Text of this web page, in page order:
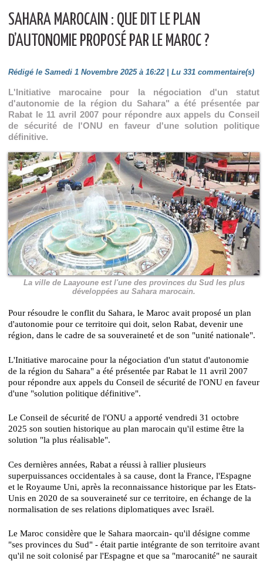
SAHARA MAROCAIN : QUE DIT LE PLAN
D’AUTONOMIE PROPOSÉ PAR LE MAROC ?
Rédigé le Samedi 1 Novembre 2025 à 16:22 | Lu 331 commentaire(s)
L'Initiative marocaine pour la négociation d'un statut
d'autonomie de la région du Sahara" a été présentée par
Rabat le 11 avril 2007 pour répondre aux appels du Conseil
de sécurité de l'ONU en faveur d'une solution politique
définitive.
La ville de Laayoune est l'une des provinces du Sud les plus
développées au Sahara marocain.
Pour résoudre le conflit du Sahara, le Maroc avait proposé un plan
d'autonomie pour ce territoire qui doit, selon Rabat, devenir une
région, dans le cadre de sa souveraineté et de son "unité nationale".
L'Initiative marocaine pour la négociation d'un statut d'autonomie
de la région du Sahara" a été présentée par Rabat le 11 avril 2007
pour répondre aux appels du Conseil de sécurité de l'ONU en faveur
d'une "solution politique définitive".
Le Conseil de sécurité de l'ONU a apporté vendredi 31 octobre
2025 son soutien historique au plan marocain qu'il estime être la
solution "la plus réalisable".
Ces dernières années, Rabat a réussi à rallier plusieurs
superpuissances occidentales à sa cause, dont la France, l'Espagne
et le Royaume Uni, après la reconnaissance historique par les Etats-
Unis en 2020 de sa souveraineté sur ce territoire, en échange de la
normalisation de ses relations diplomatiques avec Israël.
Le Maroc considère que le Sahara maorcain- qu'il désigne comme
"ses provinces du Sud" - était partie intégrante de son territoire avant
qu'il ne soit colonisé par l'Espagne et que sa "marocanité" ne saurait